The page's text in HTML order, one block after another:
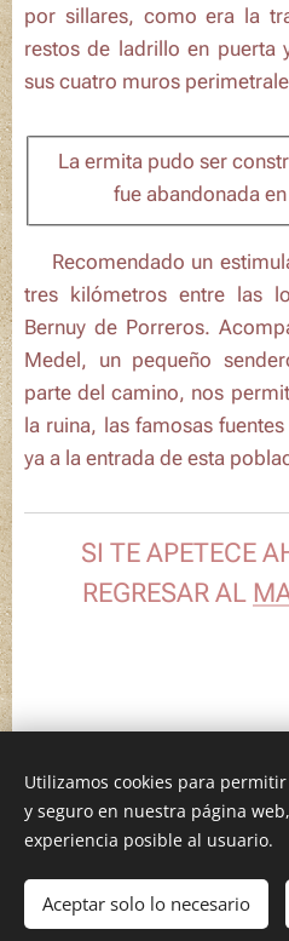
por sillares, como era la
restos de ladrillo en puerta
sus cuatro muros
La ermita pudo ser
fue abandonada
🚶‍♀️Recomendado un
tres kilómetros entre las
Bernuy de Porreros.
Medel, un pequeño
parte del camino, nos
la ruina, las famosas
ya a la entrada de esta
SI TE APETECE
REGRESAR AL
Geografías
¡Crea tu página web
Utilizamos cookies para
y seguro en nuestra página
experiencia posible al usuario.
Aceptar solo lo necesario